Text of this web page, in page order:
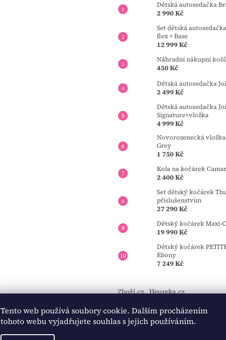
Tento web používá soubory cookie. Dalším procházením
tohoto webu vyjadřujete souhlas s jejich používáním.
Dětská autosedačka
2 990 Kč
Set dětská
flex + Base
12 999 Kč
Náhradní nákupní
450 Kč
Dětská autosedačka
2 499 Kč
Dětská autosedačka
Signature+vložka
4 999 Kč
Novorozenecká
Grey
1 750 Kč
Kola na kočárek
2 400 Kč
Set dětský kočárek
příslušenstvím
27 290 Kč
Dětský kočárek Maxi-
19 990 Kč
Dětský kočárek
Ebony
7 249 Kč
Zboží.cz Heureka.cz
https://tourmkr.com/F1eycVcPEw